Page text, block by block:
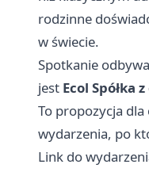
rodzinne
w świecie.
Spotkanie
jest Ecol Spółka
To propozycja
wydarzenia, po
Link do